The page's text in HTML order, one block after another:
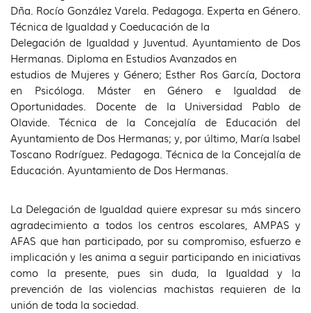
Dña. Rocío González Varela. Pedagoga. Experta en Género.
Técnica de Igualdad y Coeducación de la
Delegación de Igualdad y Juventud. Ayuntamiento de Dos
Hermanas. Diploma en Estudios Avanzados en
estudios de Mujeres y Género; Esther Ros García, Doctora
en Psicóloga. Máster en Género e Igualdad de
Oportunidades. Docente de la Universidad Pablo de
Olavide. Técnica de la Concejalía de Educación del
Ayuntamiento de Dos Hermanas; y, por último, María Isabel
Toscano Rodríguez. Pedagoga. Técnica de la Concejalía de
Educación. Ayuntamiento de Dos Hermanas.
La Delegación de Igualdad quiere expresar su más sincero
agradecimiento a todos los centros escolares, AMPAS y
AFAS que han participado, por su compromiso, esfuerzo e
implicación y les anima a seguir participando en iniciativas
como la presente, pues sin duda, la Igualdad y la
prevención de las violencias machistas requieren de la
unión de toda la sociedad.